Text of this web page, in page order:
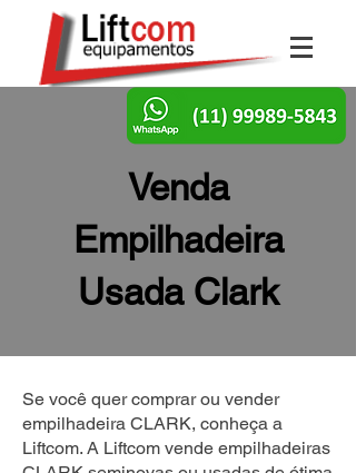
Venda
Empilhadeira
Usada Clark
Se você quer comprar ou vender
empilhadeira CLARK, conheça a
Liftcom. A Liftcom vende empilhadeiras